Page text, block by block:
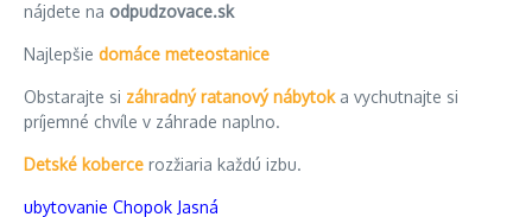
nájdete na odpudzovace.sk
Najlepšie domáce meteostanice
Obstarajte si záhradný ratanový nábytoka vychutnajte si
príjemné chvíle v záhrade naplno.
Detské koberce rozžiaria každú izbu.
ubytovanie Chopok Jasná